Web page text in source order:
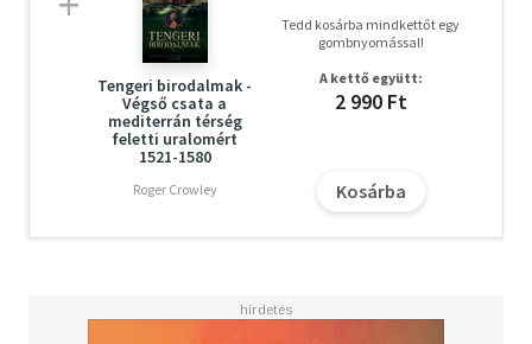
A letöltéssel kapcsolatos kérdésekreitttalálhat választ.
Tengeri birodalmak -
Végső csata a
mediterrán térség
feletti uralomért
1521-1580
Roger Crowley
Tedd kosárba mindkettőt egy
gombnyomással!
A kettő együtt:
2 990 Ft
Kosárba